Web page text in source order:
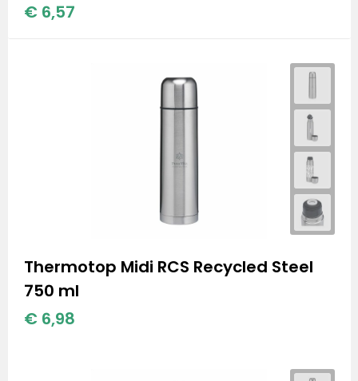
€ 6,57
Thermotop Midi RCS Recycled Steel
750 ml
€ 6,98